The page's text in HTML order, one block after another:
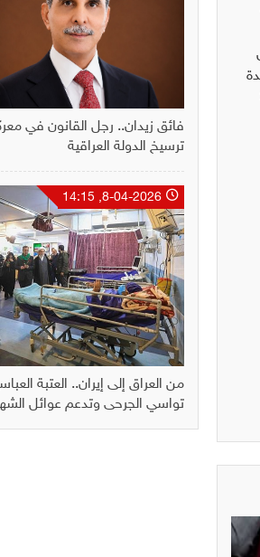
فائق زيدان.. رجل القانون في
ترسيخ الدولة العراقية
من العراق إلى إيران.. العتبة
تواسي الجرحى وتدعم عوائل